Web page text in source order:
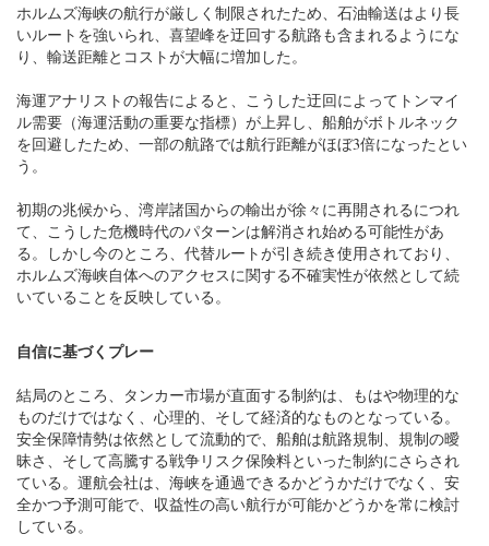
ホルムズ海峡の航行が厳しく制限されたため、石油輸送はより長
いルートを強いられ、喜望峰を迂回する航路も含まれるようにな
り、輸送距離とコストが大幅に増加した。
海運アナリストの報告によると、こうした迂回によってトンマイ
ル需要（海運活動の重要な指標）が上昇し、船舶がボトルネック
を回避したため、一部の航路では航行距離がほぼ3倍になったとい
う。
初期の兆候から、湾岸諸国からの輸出が徐々に再開されるにつれ
て、こうした危機時代のパターンは解消され始める可能性があ
る。しかし今のところ、代替ルートが引き続き使用されており、
ホルムズ海峡自体へのアクセスに関する不確実性が依然として続
いていることを反映している。
自信に基づくプレー
結局のところ、タンカー市場が直面する制約は、もはや物理的な
ものだけではなく、心理的、そして経済的なものとなっている。
安全保障情勢は依然として流動的で、船舶は航路規制、規制の曖
昧さ、そして高騰する戦争リスク保険料といった制約にさらされ
ている。運航会社は、海峡を通過できるかどうかだけでなく、安
全かつ予測可能で、収益性の高い航行が可能かどうかを常に検討
している。